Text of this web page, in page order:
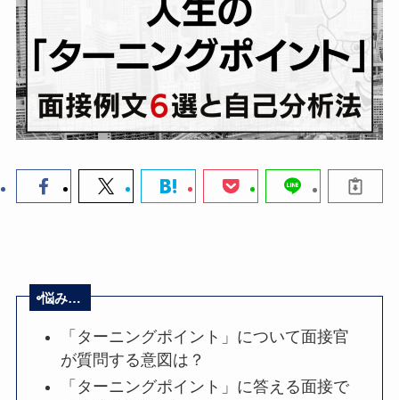
悩み…
「ターニングポイント」について面接官
が質問する意図は？
「ターニングポイント」に答える面接で